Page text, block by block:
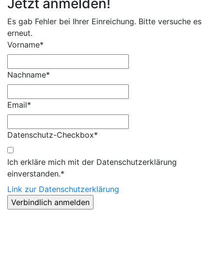
Jetzt anmelden!
Es gab Fehler bei Ihrer Einreichung. Bitte versuche es
erneut.
Vorname*
Nachname*
Email*
Datenschutz-Checkbox*
Ich erkläre mich mit der Datenschutzerklärung
einverstanden.*
Link zur Datenschutzerklärung